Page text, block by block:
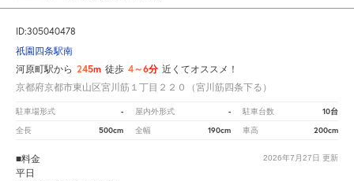
ID:305040478
祇園四条駅南
河原町駅から 245m 徒歩 4～6分 近くてオススメ！
京都府京都市東山区宮川筋１丁目２２０（宮川筋四条下る）
駐車場形式 - 屋内外形式 - 駐車台数 10台
全長 500cm 全幅 190cm 車高 200cm
2026年7月27日 更新
■料金
平日